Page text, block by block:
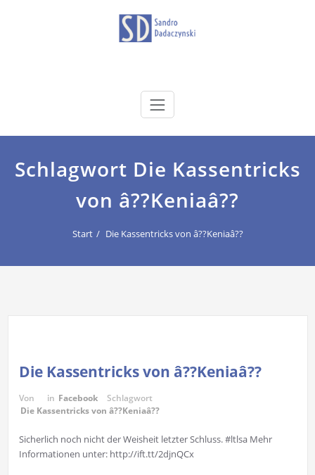
dadaczynski.de
Schlagwort Die Kassentricks
von â??Keniaâ??
Start Die Kassentricks von â??Keniaâ??
Die Kassentricks von â??Keniaâ??
Von in Facebook
Schlagwort
Die Kassentricks von â??Keniaâ??
Sicherlich noch nicht der Weisheit letzter Schluss. #ltlsa Mehr
Informationen unter: http://ift.tt/2djnQCx